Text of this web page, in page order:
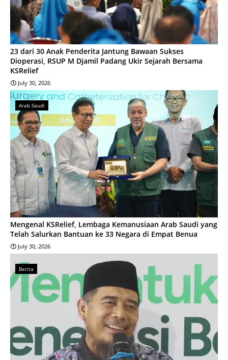
23 dari 30 Anak Penderita Jantung Bawaan Sukses
Dioperasi, RSUP M Djamil Padang Ukir Sejarah Bersama
KSRelief
July 30, 2026
Arab Saudi
Mengenal KSRelief, Lembaga Kemanusiaan Arab Saudi yang
Telah Salurkan Bantuan ke 33 Negara di Empat Benua
July 30, 2026
Berita